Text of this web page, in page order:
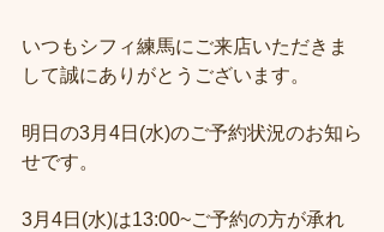
いつもシフィ練馬にご来店いただきま
して誠にありがとうございます。
明日の3月4日(水)のご予約状況のお知ら
せです。
3月4日(水)は13:00~ご予約の方が承れ